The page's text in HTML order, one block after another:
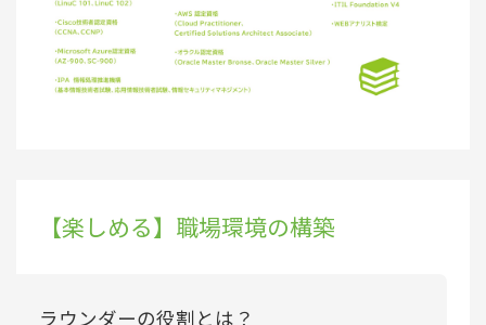
【楽しめる】職場環境の構築
ラウンダーの役割とは？